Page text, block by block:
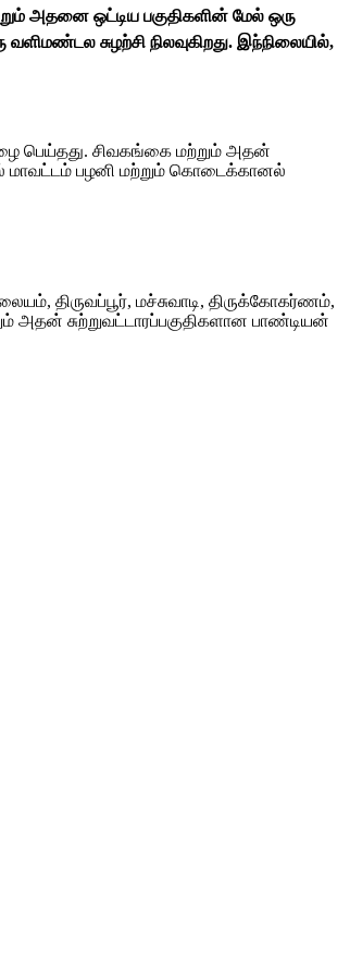
அதனை ஒட்டிய பகுதிகளின் மேல் ஒரு
சுழற்சி நிலவுகிறது. இந்நிலையில்,
மழை பெய்தது. சிவகங்கை மற்றும் அதன்
மாவட்டம் பழனி மற்றும் கொடைக்கானல்
திருவப்பூர், மச்சுவாடி, திருக்கோகர்ணம்,
அதன் சுற்றுவட்டாரப்பகுதிகளான பாண்டியன்